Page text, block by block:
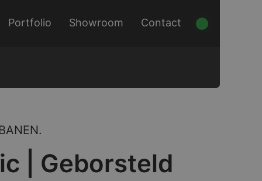
Portfolio Showroom Contact
| Geborsteld